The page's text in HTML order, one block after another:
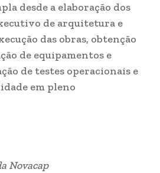
desde a elaboração dos
de arquitetura e
das obras, obtenção
de equipamentos e
de testes operacionais e
em pleno
Novacap